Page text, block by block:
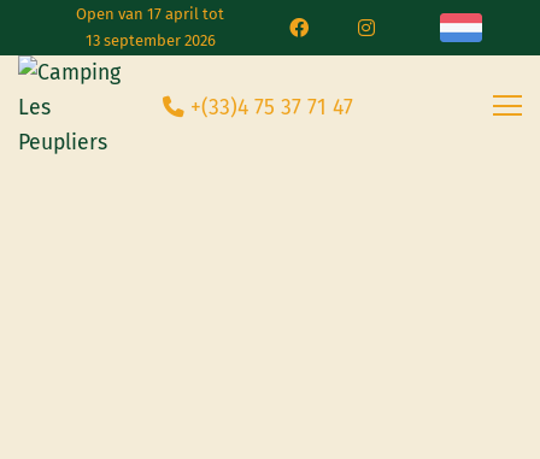
Open van 17 april tot
13 september 2026
+(33)4 75 37 71 47